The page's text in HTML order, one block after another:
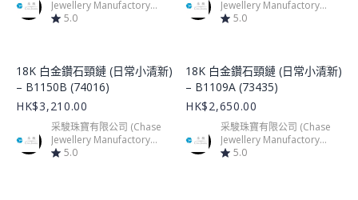
Jewellery Manufactory
Limited)
5.0
Jewellery Manufactory
Limited)
5.0
Product Image
18K 白金鑽石頸鏈 (日常小清新)
– B1150B (74016)
HK$3,210.00
采駿珠寶有限公司 (Chase
Jewellery Manufactory
Limited)
5.0
Product Image
18K 白金鑽石頸鏈 (日常小清新)
– B1109A (73435)
HK$2,650.00
采駿珠寶有限公司 (Chase
Jewellery Manufactory
Limited)
5.0